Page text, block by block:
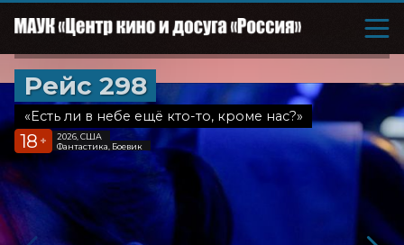
Рейс 298
«Есть ли в небе ещё кто-то, кроме нас?»
18 +
2026, США
Фантастика, Боевик